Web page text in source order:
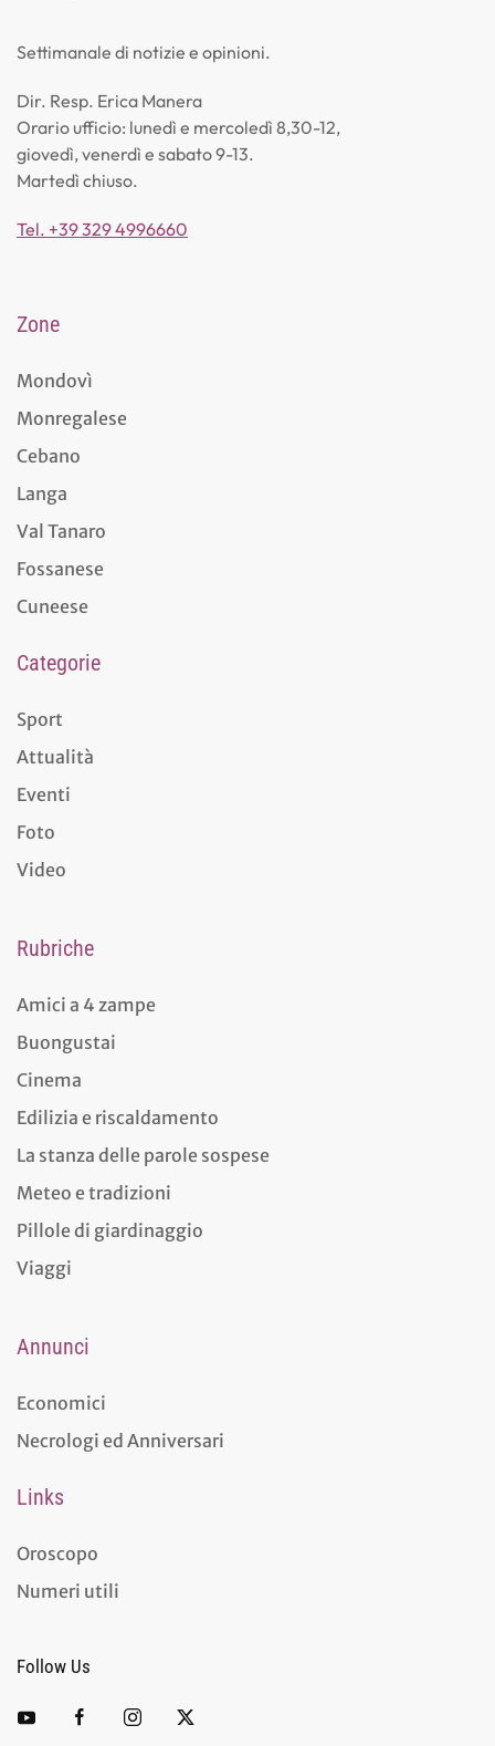
Settimanale di notizie e opinioni.
Dir. Resp. Erica Manera
Orario ufficio: lunedì e mercoledì 8,30-12,
giovedì, venerdì e sabato 9-13.
Martedì chiuso.
Tel. +39 329 4996660
Zone
Mondovì
Monregalese
Cebano
Langa
Val Tanaro
Fossanese
Cuneese
Categorie
Sport
Attualità
Eventi
Foto
Video
Rubriche
Amici a 4 zampe
Buongustai
Cinema
Edilizia e riscaldamento
La stanza delle parole sospese
Meteo e tradizioni
Pillole di giardinaggio
Viaggi
Annunci
Economici
Necrologi ed Anniversari
Links
Oroscopo
Numeri utili
Follow Us